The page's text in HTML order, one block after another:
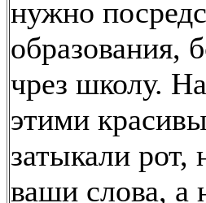
нужно
образования,
чрез школу.
этими
затыкали рот,
ваши слова, а